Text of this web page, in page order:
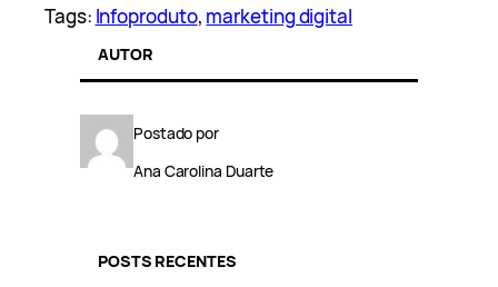
Tags: Infoproduto, marketing digital
AUTOR
Postado por
Ana Carolina Duarte
POSTS RECENTES